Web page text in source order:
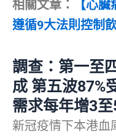
相關文章：
【心
遵循9大法則控制
調查：第一至
成 第五波87%
需求每年增3至
新冠疫情下本港血